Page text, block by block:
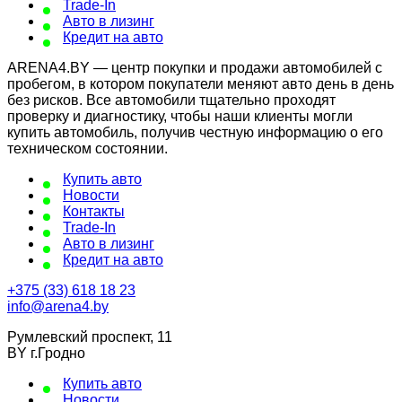
Trade-In
Авто в лизинг
Кредит на авто
ARENA4.BY — центр покупки и продажи автомобилей с
пробегом, в котором покупатели меняют авто день в день
без рисков. Все автомобили тщательно проходят
проверку и диагностику, чтобы наши клиенты могли
купить автомобиль, получив честную информацию о его
техническом состоянии.
Купить авто
Новости
Контакты
Trade-In
Авто в лизинг
Кредит на авто
+375 (33) 618 18 23
info@arena4.by
Румлевский проспект, 11
BY г.Гродно
Купить авто